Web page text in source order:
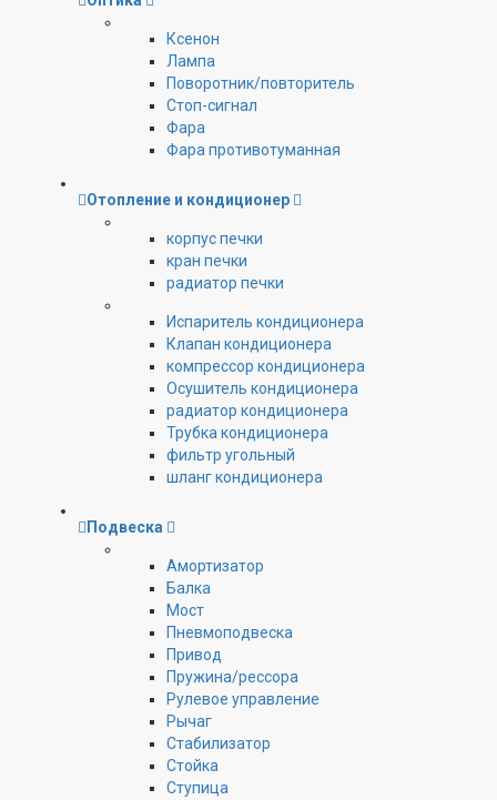
Ксенон
Лампа
Поворотник/повторитель
Стоп-сигнал
Фара
Фара противотуманная
Отопление и кондиционер
корпус печки
кран печки
радиатор печки
Испаритель кондиционера
Клапан кондиционера
компрессор кондиционера
Осушитель кондиционера
радиатор кондиционера
Трубка кондиционера
фильтр угольный
шланг кондиционера
Подвеска
Амортизатор
Балка
Мост
Пневмоподвеска
Привод
Пружина/рессора
Рулевое управление
Рычаг
Стабилизатор
Стойка
Ступица